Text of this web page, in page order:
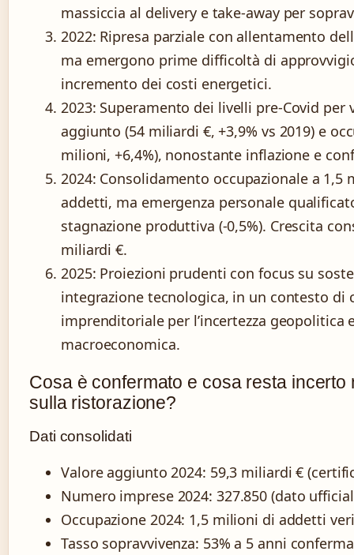
massiccia al delivery e take-away per
2022: Ripresa parziale con allentamento
ma emergono prime difficoltà di
incremento dei costi energetici.
2023: Superamento dei livelli pre-Covid per
aggiunto (54 miliardi €, +3,9% vs 2019) e
milioni, +6,4%), nonostante inflazione e
2024: Consolidamento occupazionale a 1,5
addetti, ma emergenza personale
stagnazione produttiva (-0,5%). Crescita
miliardi €.
2025: Proiezioni prudenti con focus su
integrazione tecnologica, in un contesto di
imprenditoriale per l’incertezza geopolitica
macroeconomica.
Cosa è confermato e cosa resta incerto
sulla ristorazione?
Dati consolidati
Valore aggiunto 2024: 59,3 miliardi €
Numero imprese 2024: 327.850 (dato
Occupazione 2024: 1,5 milioni di addetti
Tasso sopravvivenza: 53% a 5 anni